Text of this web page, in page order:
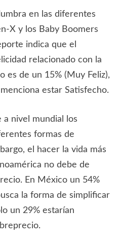
en las diferentes
X y los Baby Boomers
indica que el
relacionado con la
es de un 15% (Muy Feliz),
estar Satisfecho.
a nivel mundial los
formas de
el hacer la vida más
no debe de
En México un 54%
la forma de simplificar
un 29% estarían